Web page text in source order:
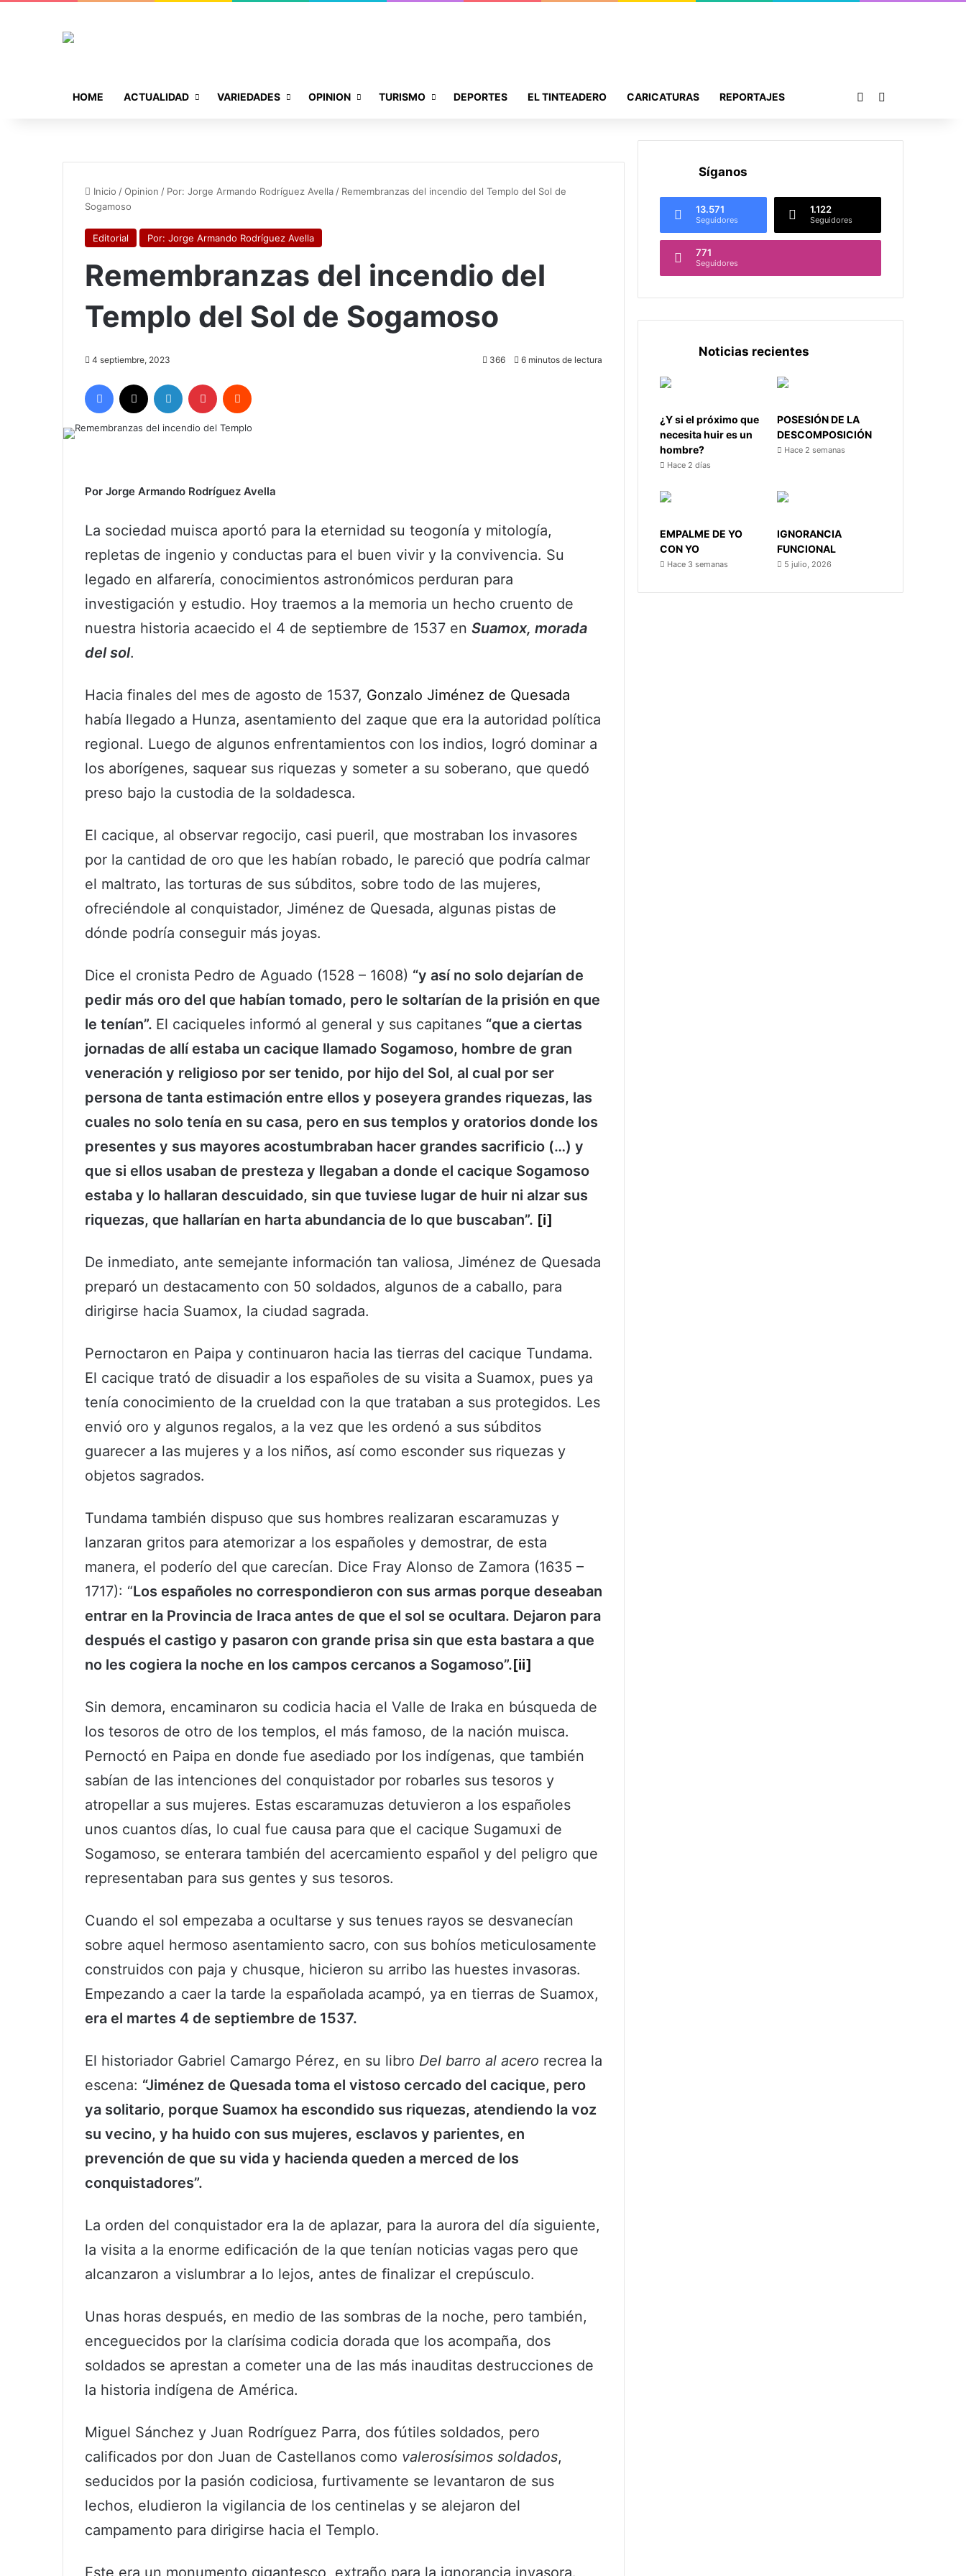
HOME ACTUALIDAD VARIEDADES OPINION TURISMO DEPORTES EL TINTEADERO CARICATURAS REPORTAJES Publicación al azar
Inicio /Opinion / Por: Jorge Armando Rodríguez Avella / Remembranzas del incendio del Templo del Sol de
Sogamoso
Editorial Por: Jorge Armando Rodríguez Avella
Remembranzas del incendio del
Templo del Sol de Sogamoso
4 septiembre, 2023 366 6 minutos de lectura
Facebook LinkedIn Pinterest
Por Jorge Armando Rodríguez Avella
La sociedad muisca aportó para la eternidad su teogonía y mitología,
repletas de ingenio y conductas para el buen vivir y la convivencia. Su
legado en alfarería, conocimientos astronómicos perduran para
investigación y estudio. Hoy traemos a la memoria un hecho cruento de
nuestra historia acaecido el 4 de septiembre de 1537 en Suamox, morada
del sol.
Hacia finales del mes de agosto de 1537, Gonzalo Jiménez de Quesada
había llegado a Hunza, asentamiento del zaque que era la autoridad política
regional. Luego de algunos enfrentamientos con los indios, logró dominar a
los aborígenes, saquear sus riquezas y someter a su soberano, que quedó
preso bajo la custodia de la soldadesca.
El cacique, al observar regocijo, casi pueril, que mostraban los invasores
por la cantidad de oro que les habían robado, le pareció que podría calmar
el maltrato, las torturas de sus súbditos, sobre todo de las mujeres,
ofreciéndole al conquistador, Jiménez de Quesada, algunas pistas de
dónde podría conseguir más joyas.
Dice el cronista Pedro de Aguado (1528 – 1608) “y así no solo dejarían de
pedir más oro del que habían tomado, pero le soltarían de la prisión en que
le tenían”. El caciqueles informó al general y sus capitanes “que a ciertas
jornadas de allí estaba un cacique llamado Sogamoso, hombre de gran
veneración y religioso por ser tenido, por hijo del Sol, al cual por ser
persona de tanta estimación entre ellos y poseyera grandes riquezas, las
cuales no solo tenía en su casa, pero en sus templos y oratorios donde los
presentes y sus mayores acostumbraban hacer grandes sacrificio (…) y
que si ellos usaban de presteza y llegaban a donde el cacique Sogamoso
estaba y lo hallaran descuidado, sin que tuviese lugar de huir ni alzar sus
riquezas, que hallarían en harta abundancia de lo que buscaban”. [i]
De inmediato, ante semejante información tan valiosa, Jiménez de Quesada
preparó un destacamento con 50 soldados, algunos de a caballo, para
dirigirse hacia Suamox, la ciudad sagrada.
Pernoctaron en Paipa y continuaron hacia las tierras del cacique Tundama.
El cacique trató de disuadir a los españoles de su visita a Suamox, pues ya
tenía conocimiento de la crueldad con la que trataban a sus protegidos. Les
envió oro y algunos regalos, a la vez que les ordenó a sus súbditos
guarecer a las mujeres y a los niños, así como esconder sus riquezas y
objetos sagrados.
Tundama también dispuso que sus hombres realizaran escaramuzas y
lanzaran gritos para atemorizar a los españoles y demostrar, de esta
manera, el poderío del que carecían. Dice Fray Alonso de Zamora (1635 –
1717): “Los españoles no correspondieron con sus armas porque deseaban
entrar en la Provincia de Iraca antes de que el sol se ocultara. Dejaron para
después el castigo y pasaron con grande prisa sin que esta bastara a que
no les cogiera la noche en los campos cercanos a Sogamoso”.[ii]
Sin demora, encaminaron su codicia hacia el Valle de Iraka en búsqueda de
los tesoros de otro de los templos, el más famoso, de la nación muisca.
Pernoctó en Paipa en donde fue asediado por los indígenas, que también
sabían de las intenciones del conquistador por robarles sus tesoros y
atropellar a sus mujeres. Estas escaramuzas detuvieron a los españoles
unos cuantos días, lo cual fue causa para que el cacique Sugamuxi de
Sogamoso, se enterara también del acercamiento español y del peligro que
representaban para sus gentes y sus tesoros.
Cuando el sol empezaba a ocultarse y sus tenues rayos se desvanecían
sobre aquel hermoso asentamiento sacro, con sus bohíos meticulosamente
construidos con paja y chusque, hicieron su arribo las huestes invasoras.
Empezando a caer la tarde la españolada acampó, ya en tierras de Suamox,
era el martes 4 de septiembre de 1537.
El historiador Gabriel Camargo Pérez, en su libro Del barro al acero recrea la
escena: “Jiménez de Quesada toma el vistoso cercado del cacique, pero
ya solitario, porque Suamox ha escondido sus riquezas, atendiendo la voz
su vecino, y ha huido con sus mujeres, esclavos y parientes, en
prevención de que su vida y hacienda queden a merced de los
conquistadores”.
La orden del conquistador era la de aplazar, para la aurora del día siguiente,
la visita a la enorme edificación de la que tenían noticias vagas pero que
alcanzaron a vislumbrar a lo lejos, antes de finalizar el crepúsculo.
Unas horas después, en medio de las sombras de la noche, pero también,
enceguecidos por la clarísima codicia dorada que los acompaña, dos
soldados se aprestan a cometer una de las más inauditas destrucciones de
la historia indígena de América.
Miguel Sánchez y Juan Rodríguez Parra, dos fútiles soldados, pero
calificados por don Juan de Castellanos como valerosísimos soldados,
seducidos por la pasión codiciosa, furtivamente se levantaron de sus
lechos, eludieron la vigilancia de los centinelas y se alejaron del
campamento para dirigirse hacia el Templo.
Este era un monumento gigantesco, extraño para la ignorancia invasora.
Síganos
13.571
Seguidores
1.122
Seguidores
771
Seguidores
Noticias recientes
¿Y si el próximo que
necesita huir es un
hombre?
Hace 2 días
POSESIÓN DE LA
DESCOMPOSICIÓN
Hace 2 semanas
EMPALME DE YO
CON YO
Hace 3 semanas
IGNORANCIA
FUNCIONAL
5 julio, 2026